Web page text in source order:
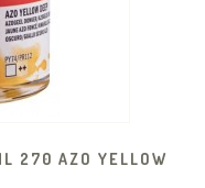
270 AZO YELLOW